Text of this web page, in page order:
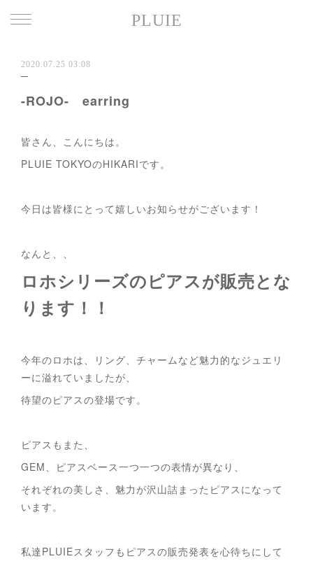
PLUIE
2020.07.25 03:08
-ROJO- earring
皆さん、こんにちは。
PLUIE TOKYOのHIKARIです。
今日は皆様にとって嬉しいお知らせがございます！
なんと、、
ロホシリーズのピアスが販売とな
ります！！
今年のロホは、リング、チャームなど魅力的なジュエリ
ーに溢れていましたが、
待望のピアスの登場です。
ピアスもまた、
GEM、ピアスベース一つ一つの表情が異なり、
それぞれの美しさ、魅力が沢山詰まったピアスになって
います。
私達PLUIEスタッフもピアスの販売発表を心待ちにして